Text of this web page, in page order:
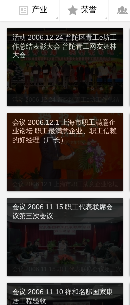
产业 荣誉
活动 2006.12.24 普陀区青工e坊工作总结
活动 2006.12.24 普陀区青工e坊工
作总结表彰大会 普陀青工网友舞林
大会
会议 2006.12.1 上海市职工满意企业论坛
长）
会议 2006.12.1 上海市职工满意企
业论坛 职工最满意企业、职工信赖
的好经理（厂长）
会议 2006.11.15 职工代表联席会议第三次
会议 2006.11.15 职工代表联席会
议第三次会议
会议 2006.11.10 祥和名邸国家康
居工程验收